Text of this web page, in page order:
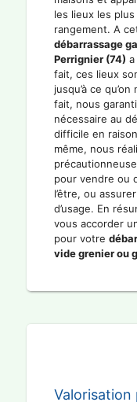
les lieux les
rangement. A
débarrassage
Perrignier (74) a
fait, ces lieux
jusqu’à ce
fait, nous
nécessaire au
difficile en
même, nous
pour vendre ou
l’être, ou
d’usage. En
vous accorder
pour votre
vide grenier ou
Valorisation